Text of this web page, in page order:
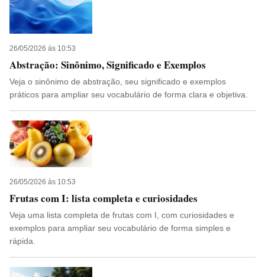
26/05/2026 às 10:53
Abstração: Sinônimo, Significado e Exemplos
Veja o sinônimo de abstração, seu significado e exemplos
práticos para ampliar seu vocabulário de forma clara e objetiva.
26/05/2026 às 10:53
Frutas com I: lista completa e curiosidades
Veja uma lista completa de frutas com I, com curiosidades e
exemplos para ampliar seu vocabulário de forma simples e
rápida.